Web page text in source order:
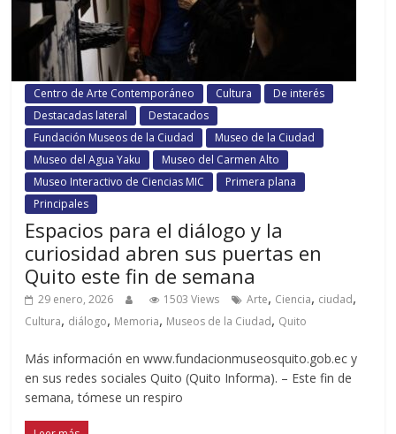
Centro de Arte Contemporáneo Cultura
De interés
Destacadas lateral
Destacados
Fundación Museos de la Ciudad
Museo de la Ciudad
Museo del Agua Yaku
Museo del Carmen Alto
Museo Interactivo de Ciencias MIC
Primera plana
Principales
Espacios para el diálogo y la
curiosidad abren sus puertas en
Quito este fin de semana
29 enero, 2026 1503 Views Arte, Ciencia, ciudad,
Cultura, diálogo, Memoria, Museos de la Ciudad, Quito
Más información en www.fundacionmuseosquito.gob.ec y
en sus redes sociales Quito (Quito Informa). – Este fin de
semana, tómese un respiro